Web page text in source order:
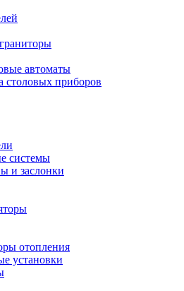
автоматы
столовых приборов
системы
и заслонки
отопления
установки